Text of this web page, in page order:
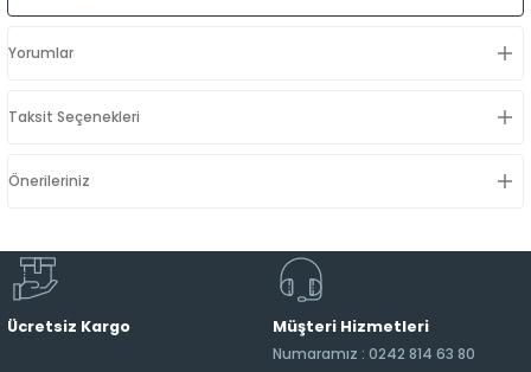
Yorumlar
Taksit Seçenekleri
Önerileriniz
Ücretsiz Kargo Müşteri Hizmetleri
Numaramız : 0242 814 63 80